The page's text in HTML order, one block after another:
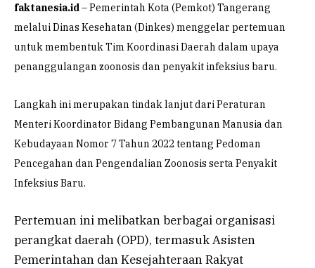
faktanesia.id– Pemerintah Kota (Pemkot) Tangerang
melalui Dinas Kesehatan (Dinkes) menggelar pertemuan
untuk membentuk Tim Koordinasi Daerah dalam upaya
penanggulangan zoonosis dan penyakit infeksius baru.
Langkah ini merupakan tindak lanjut dari Peraturan
Menteri Koordinator Bidang Pembangunan Manusia dan
Kebudayaan Nomor 7 Tahun 2022 tentang Pedoman
Pencegahan dan Pengendalian Zoonosis serta Penyakit
Infeksius Baru.
Pertemuan ini melibatkan berbagai organisasi
perangkat daerah (OPD), termasuk Asisten
Pemerintahan dan Kesejahteraan Rakyat